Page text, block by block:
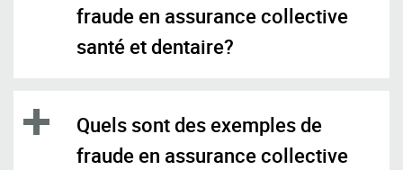
fraude en assurance collective
santé et dentaire?
Quels sont des exemples de
fraude en assurance collective